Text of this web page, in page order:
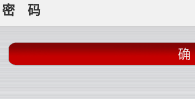
密 码